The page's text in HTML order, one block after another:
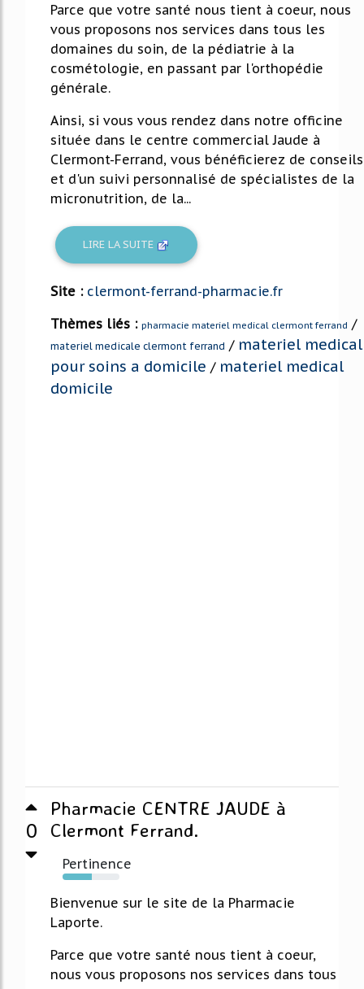
Parce que votre santé nous tient à coeur, nous
vous proposons nos services dans tous les
domaines du soin, de la pédiatrie à la
cosmétologie, en passant par l'orthopédie
générale.
Ainsi, si vous vous rendez dans notre officine
située dans le centre commercial Jaude à
Clermont-Ferrand, vous bénéficierez de conseils
et d'un suivi personnalisé de spécialistes de la
micronutrition, de la...
LIRE LA SUITE
Site : clermont-ferrand-pharmacie.fr
Thèmes liés : pharmacie materiel medical clermont ferrand /
materiel medicale clermont ferrand / materiel medical
pour soins a domicile / materiel medical
domicile
0
Pharmacie CENTRE JAUDE à
Clermont Ferrand.
Pertinence
52%
Bienvenue sur le site de la Pharmacie
Laporte.
Parce que votre santé nous tient à coeur,
nous vous proposons nos services dans tous